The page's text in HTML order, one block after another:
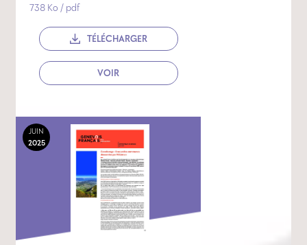
738 Ko / pdf
TÉLÉCHARGER
VOIR
JUIN
2025